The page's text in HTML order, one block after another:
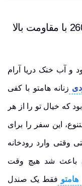
صندل آب نوردی زنانه هامتو 12-2605 با مقاومت بالا
و آب خنک دریا آرام
زنانه هامتو با کفی
خیال تو را از هر
این سفر را برای
وارد رودخانه
باعث شد هیچ وقت
هامتو فقط یک صندل